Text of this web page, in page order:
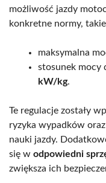
możliwość jazdy
konkretne normy,
maksymalna
stosunek mocy
kW/kg.
Te regulacje zostały
ryzyka wypadków
nauki jazdy.
się w odpowiedni
zwiększa ich